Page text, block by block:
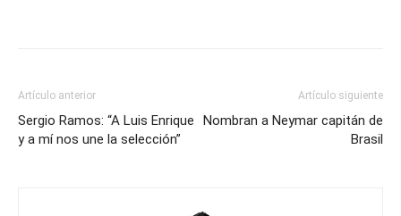
Artículo anterior
Sergio Ramos: “A Luis Enrique
y a mí nos une la selección”
Artículo siguiente
Nombran a Neymar capitán de
Brasil